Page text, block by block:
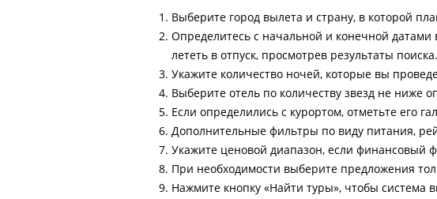
Выберите город вылета и страну, в которой
Определитесь с начальной и конечной
лететь в отпуск, просмотрев результаты поиска.
Укажите количество ночей, которые вы
Выберите отель по количеству звезд не ниже
Если определились с курортом, отметьте его
Дополнительные фильтры по виду питания,
Укажите ценовой диапазон, если финансовый
При необходимости выберите предложения
Нажмите кнопку «Найти туры», чтобы система